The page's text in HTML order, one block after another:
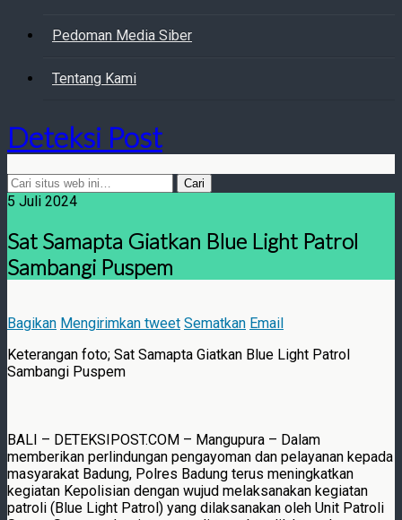
Pedoman Media Siber
Tentang Kami
Deteksi Post
5 Juli 2024
Sat Samapta Giatkan Blue Light Patrol
Sambangi Puspem
Bagikan Mengirimkan tweet Sematkan Email
Keterangan foto; Sat Samapta Giatkan Blue Light Patrol
Sambangi Puspem
BALI – DETEKSIPOST.COM – Mangupura – Dalam
memberikan perlindungan pengayoman dan pelayanan kepada
masyarakat Badung, Polres Badung terus meningkatkan
kegiatan Kepolisian dengan wujud melaksanakan kegiatan
patroli (Blue Light Patrol) yang dilaksanakan oleh Unit Patroli